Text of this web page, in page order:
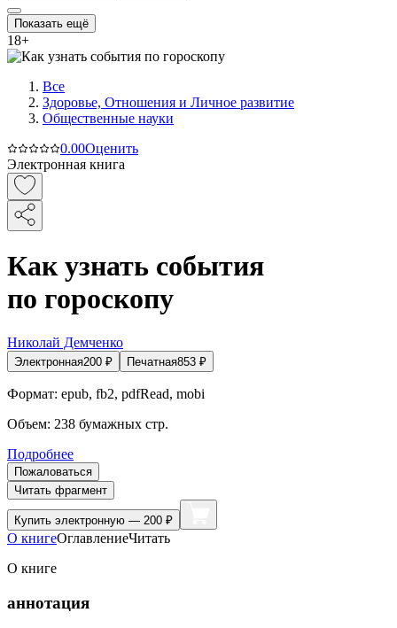
Показать ещё
18+
Все
Здоровье, Отношения и Личное развитие
Общественные науки
0.00Оценить
Электронная книга
Как узнать события
по гороскопу
Николай Демченко
Электронная200 ₽ Печатная853 ₽
Формат: epub, fb2, pdfRead, mobi
Объем: 238 бумажных стр.
Подробнее
Пожаловаться
Читать фрагмент
Купить электронную — 200 ₽
О книгеОглавлениеЧитать
О книге
аннотация